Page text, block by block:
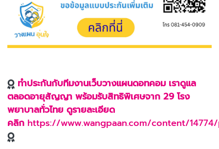
ทำประกันกับทีมงานเว็บวางแผนดอทคอม เราดูแล
ตลอดอายุสัญญา พร้อมรับสิทธิพิเศษจาก 29 โรง
พยาบาลทั่วไทย ดูรายละเอียด
คลิก https://www.wangpaan.com/content/